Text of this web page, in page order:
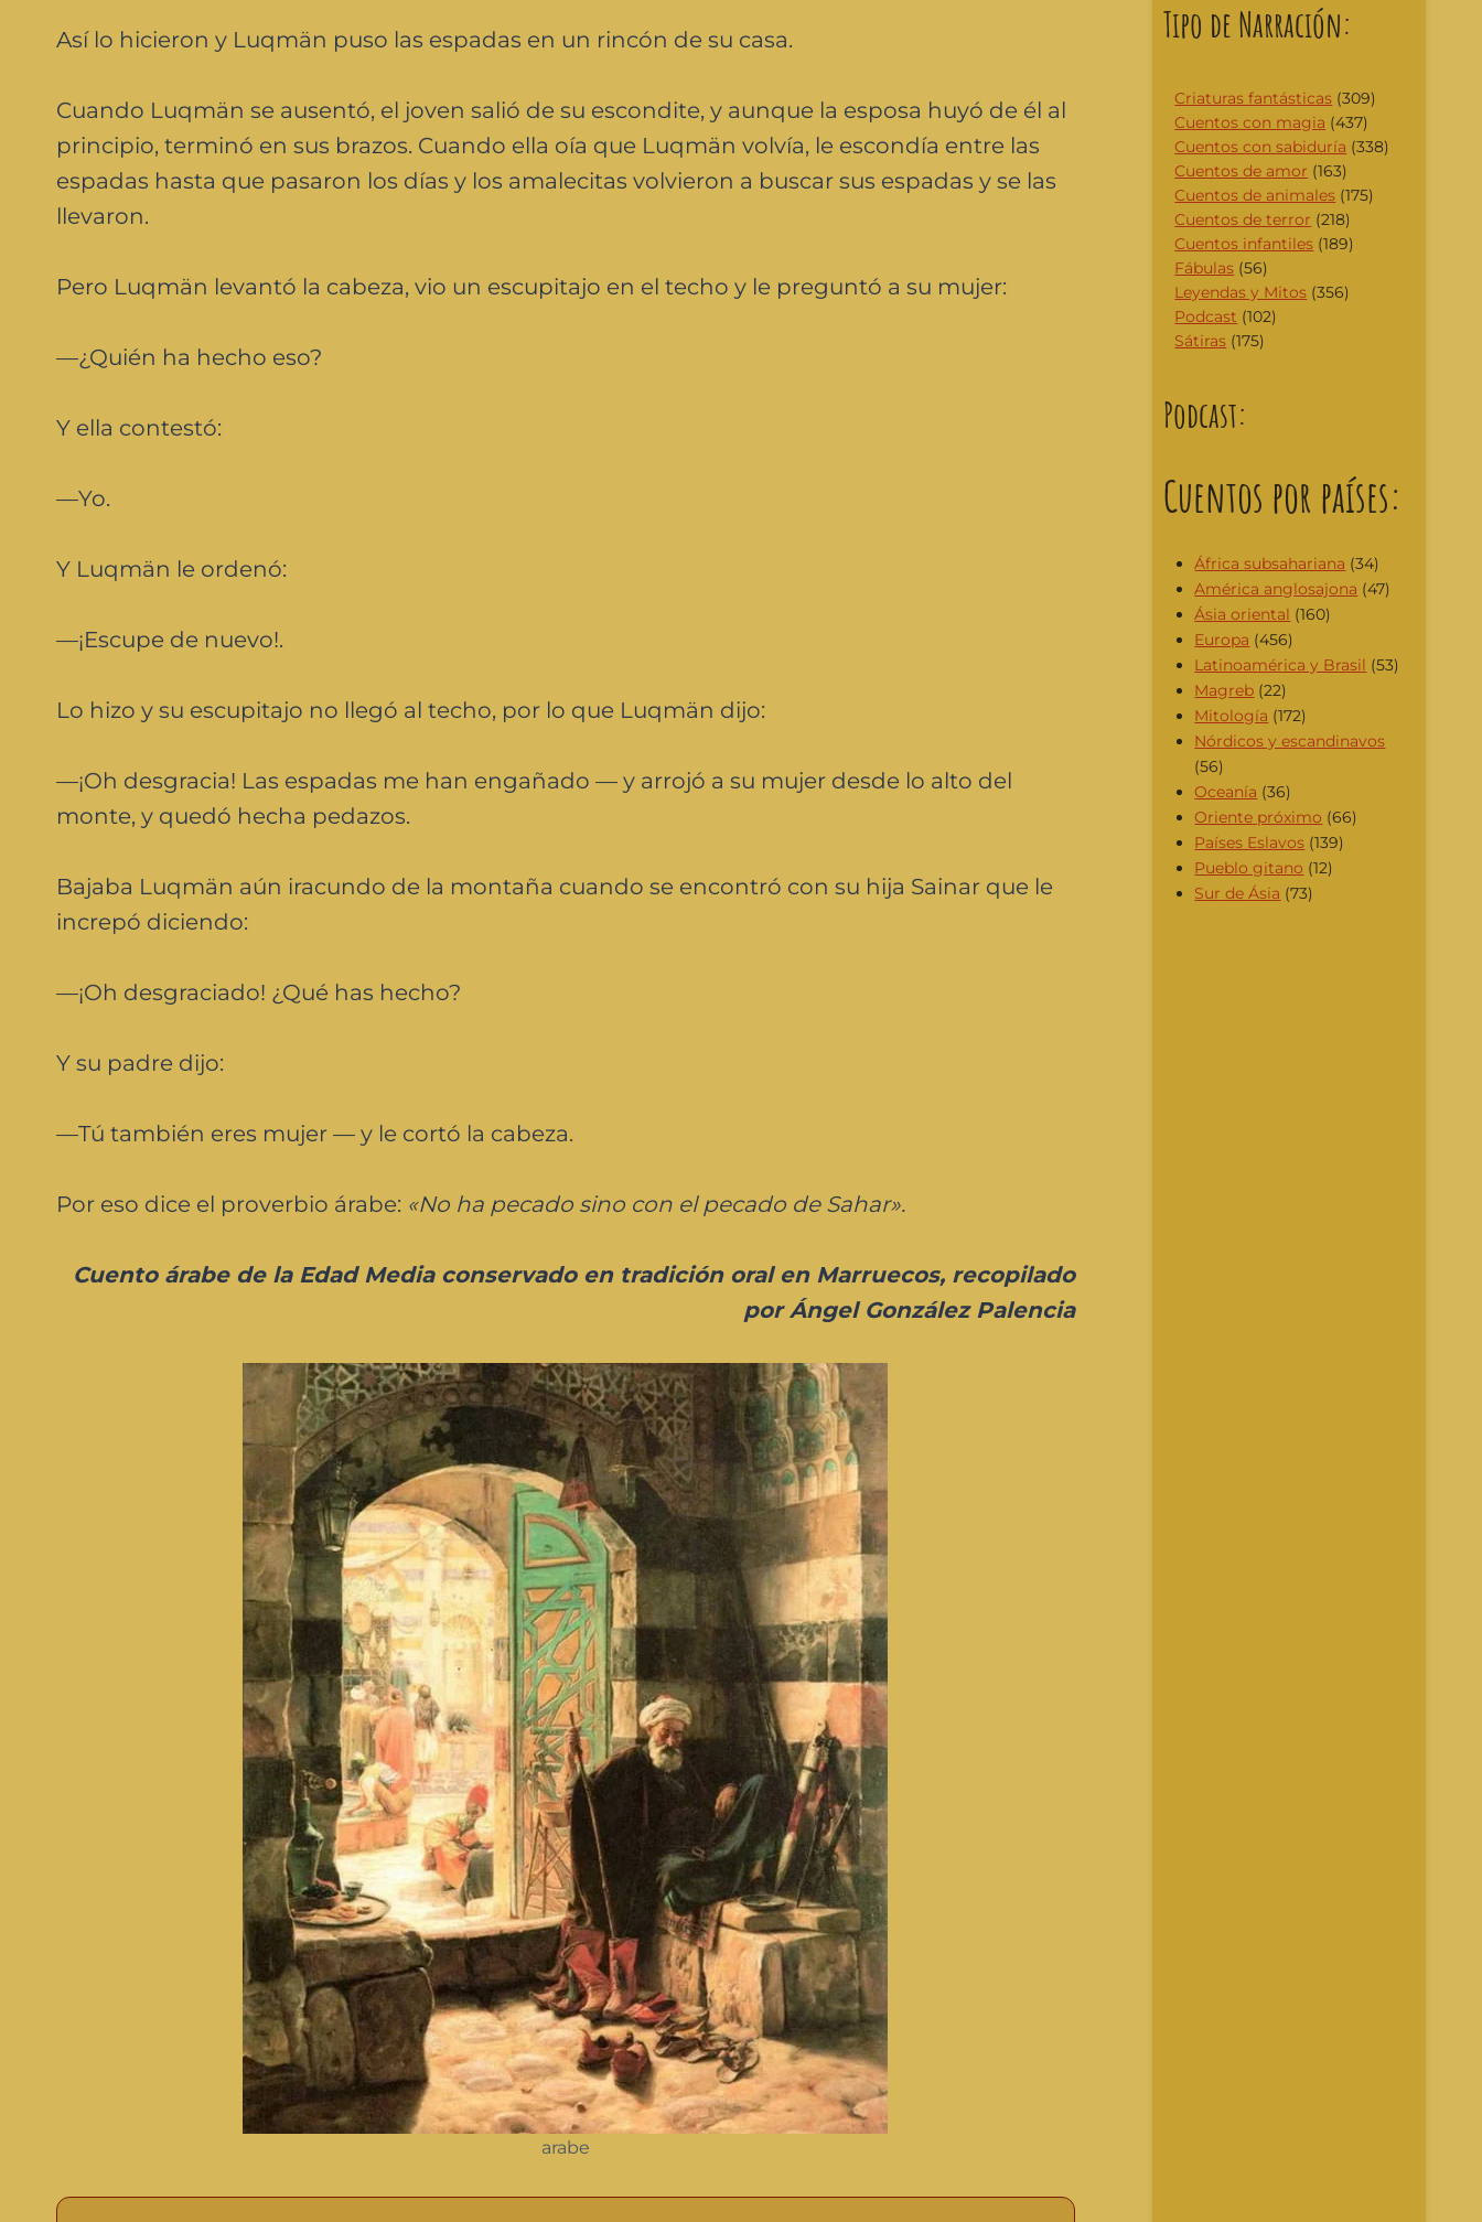
Así lo hicieron y Luqmän puso las espadas en un rincón de su casa.
Cuando Luqmän se ausentó, el joven salió de su escondite, y aunque la esposa huyó de él al
principio, terminó en sus brazos. Cuando ella oía que Luqmän volvía, le escondía entre las
espadas hasta que pasaron los días y los amalecitas volvieron a buscar sus espadas y se las
llevaron.
Pero Luqmän levantó la cabeza, vio un escupitajo en el techo y le preguntó a su mujer:
—¿Quién ha hecho eso?
Y ella contestó:
—Yo.
Y Luqmän le ordenó:
—¡Escupe de nuevo!.
Lo hizo y su escupitajo no llegó al techo, por lo que Luqmän dijo:
—¡Oh desgracia! Las espadas me han engañado — y arrojó a su mujer desde lo alto del
monte, y quedó hecha pedazos.
Bajaba Luqmän aún iracundo de la montaña cuando se encontró con su hija Sainar que le
increpó diciendo:
—¡Oh desgraciado! ¿Qué has hecho?
Y su padre dijo:
—Tú también eres mujer — y le cortó la cabeza.
Por eso dice el proverbio árabe: «No ha pecado sino con el pecado de Sahar».
Cuento árabe de la Edad Media conservado en tradición oral en Marruecos, recopilado
por Ángel González Palencia
arabe
Tipo de Narración:
Criaturas fantásticas (309)
Cuentos con magia (437)
Cuentos con sabiduría (338)
Cuentos de amor (163)
Cuentos de animales (175)
Cuentos de terror (218)
Cuentos infantiles (189)
Fábulas (56)
Leyendas y Mitos (356)
Podcast (102)
Sátiras (175)
Podcast:
Cuentos por países:
África subsahariana (34)
América anglosajona (47)
Ásia oriental (160)
Europa (456)
Latinoamérica y Brasil (53)
Magreb (22)
Mitología (172)
Nórdicos y escandinavos
(56)
Oceanía (36)
Oriente próximo (66)
Países Eslavos (139)
Pueblo gitano (12)
Sur de Ásia (73)